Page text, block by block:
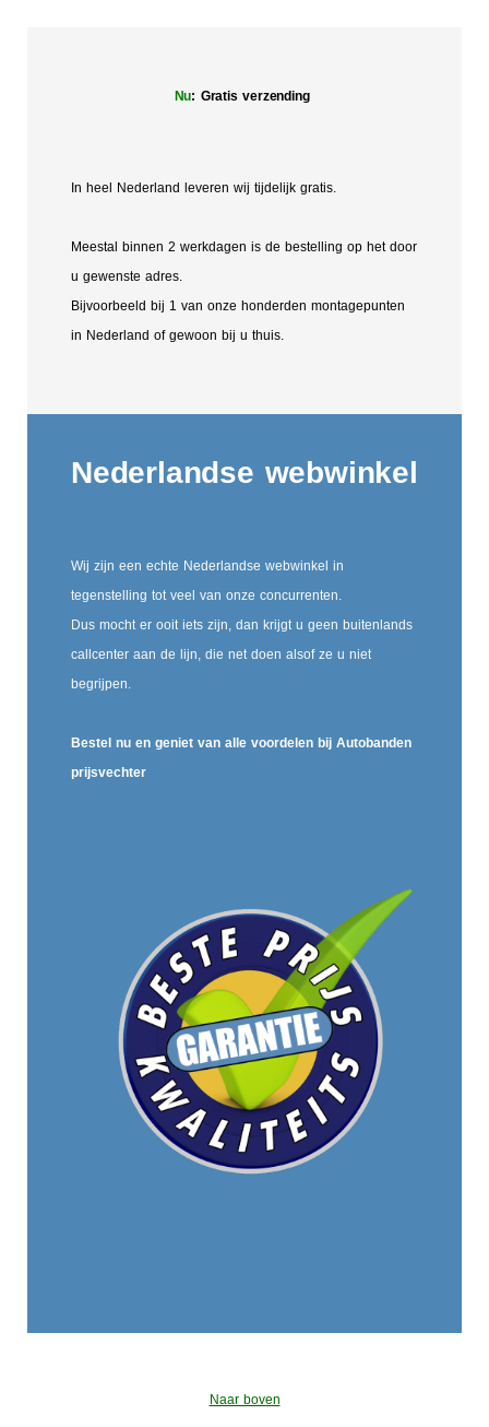
Nu: Gratis verzending
In heel Nederland leveren wij tijdelijk gratis.
Meestal binnen 2 werkdagen is de bestelling op het door
u gewenste adres.
Bijvoorbeeld bij 1 van onze honderden montagepunten
in Nederland of gewoon bij u thuis.
Nederlandse webwinkel
Wij zijn een echte Nederlandse webwinkel in
tegenstelling tot veel van onze concurrenten.
Dus mocht er ooit iets zijn, dan krijgt u geen buitenlands
callcenter aan de lijn, die net doen alsof ze u niet
begrijpen.
Bestel nu en geniet van alle voordelen bij Autobanden
prijsvechter
Naar boven